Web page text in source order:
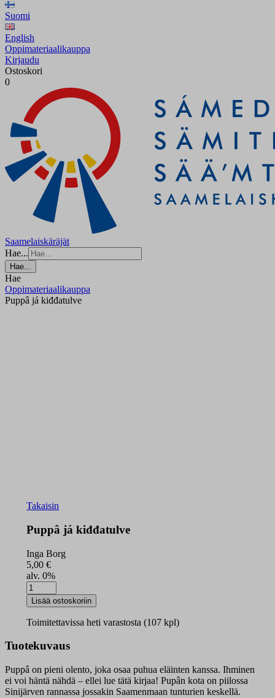
Suomi
English
Oppimateriaalikauppa
Kirjaudu
Ostoskori
0
Saamelaiskäräjät
Hae...
Hae...
Hae
Oppimateriaalikauppa
Puppâ já kiđđatulve
Takaisin
Puppâ já kiđđatulve
Inga Borg
5,00 €
alv. 0%
Puppâ
já
kiđđatulve
määrä
Lisää ostoskoriin
Toimitettavissa heti varastosta (107 kpl)
Tuotekuvaus
Puppâ on pieni olento, joka osaa puhua eläinten kanssa. Ihminen
ei voi häntä nähdä – ellei lue tätä kirjaa! Pupân kota on piilossa
Sinijärven rannassa jossakin Saamenmaan tunturien keskellä.